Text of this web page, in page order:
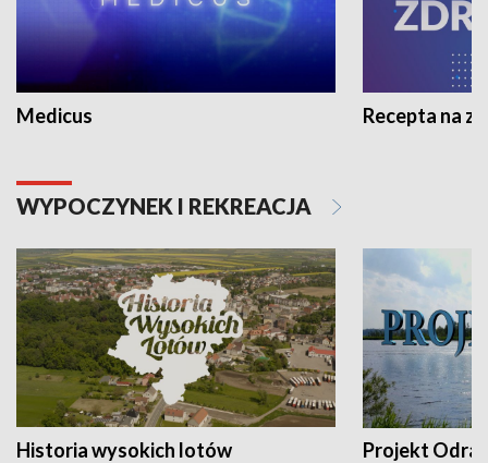
Medicus Recepta na
WYPOCZYNEK I REKREACJA
Historia wysokich lotów Projekt Odra